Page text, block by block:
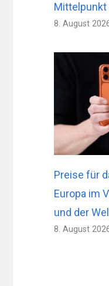
Mittelpunkt
8. August
Preise für
Europa im
und der
8. August